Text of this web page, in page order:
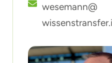
wesemann@